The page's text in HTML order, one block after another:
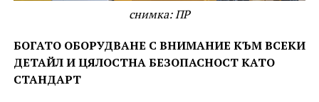
снимка: ПР
БОГАТО ОБОРУДВАНЕ С ВНИМАНИЕ КЪМ ВСЕКИ
ДЕТАЙЛ И ЦЯЛОСТНА БЕЗОПАСНОСТ КАТО
СТАНДАРТ